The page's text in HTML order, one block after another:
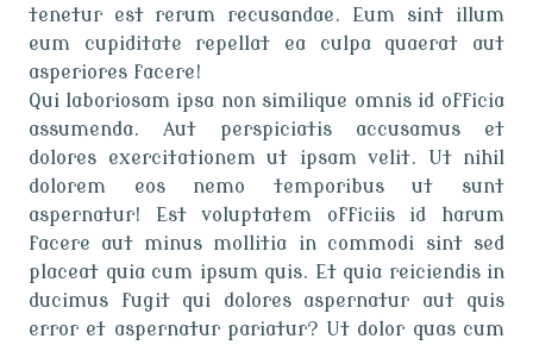
tenetur est rerum recusandae. Eum sint illum
eum cupiditate repellat ea culpa quaerat aut
asperiores facere!
Qui laboriosam ipsa non similique omnis id officia
assumenda. Aut perspiciatis accusamus et
dolores exercitationem ut ipsam velit. Ut nihil
dolorem eos nemo temporibus ut sunt
aspernatur! Est voluptatem officiis id harum
facere aut minus mollitia in commodi sint sed
placeat quia cum ipsum quis. Et quia reiciendis in
ducimus fugit qui dolores aspernatur aut quis
error et aspernatur pariatur? Ut dolor quas cum